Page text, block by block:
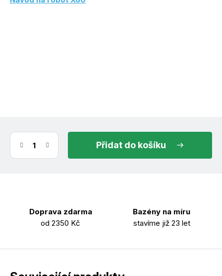
do košíku
Doprava zdarma
od 2350 Kč
Bazény na míru
stavíme již 23 let